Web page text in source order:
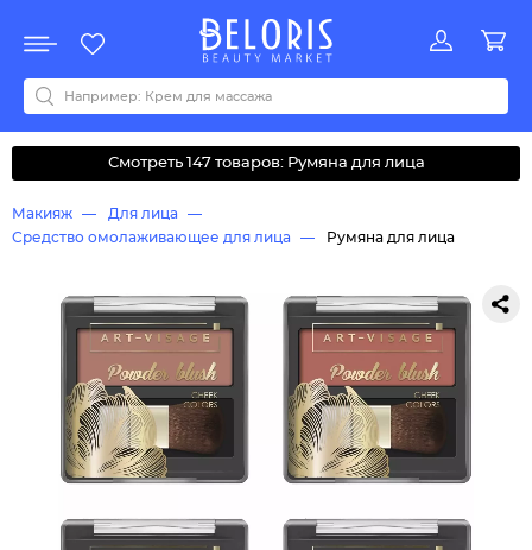
Акции
Все бренды
0-9ABCDEFGHIJKLMNOPQRSTUVWYZАБВДЗИМОКЛНПРСТУФ
Смотреть 147 товаров: Румяна для лица
Макияж
Для лица
Средство омолаживающее для лица
Румяна для лица